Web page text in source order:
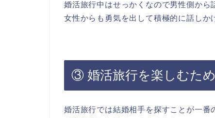
婚活旅行中はせっかくなので男性側から
女性からも勇気を出して積極的に話しか
③ 婚活旅行を楽しむた
婚活旅行では結婚相手を探すことが一番